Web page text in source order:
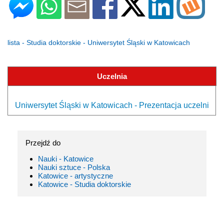
lista - Studia doktorskie - Uniwersytet Śląski w Katowicach
Uczelnia
Uniwersytet Śląski w Katowicach - Prezentacja uczelni
Przejdź do
Nauki - Katowice
Nauki sztuce - Polska
Katowice - artystyczne
Katowice - Studia doktorskie